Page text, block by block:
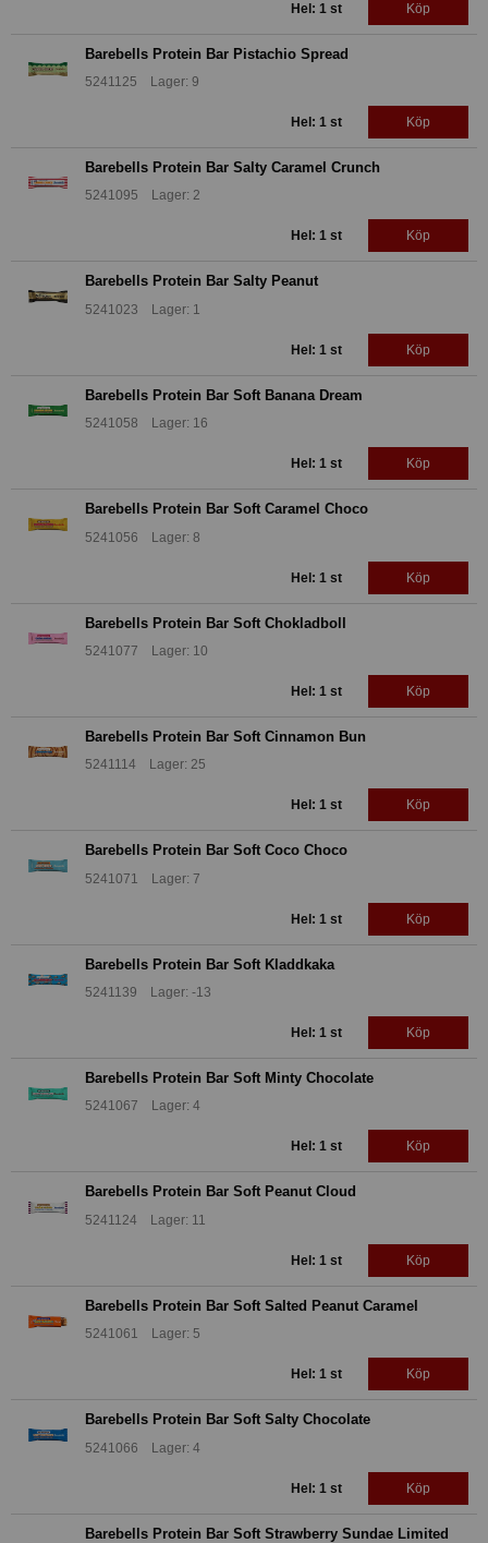
Hel: 1 st Köp
Barebells Protein Bar Pistachio Spread
5241125 Lager: 9
Hel: 1 st Köp
Barebells Protein Bar Salty Caramel Crunch
5241095 Lager: 2
Hel: 1 st Köp
Barebells Protein Bar Salty Peanut
5241023 Lager: 1
Hel: 1 st Köp
Barebells Protein Bar Soft Banana Dream
5241058 Lager: 16
Hel: 1 st Köp
Barebells Protein Bar Soft Caramel Choco
5241056 Lager: 8
Hel: 1 st Köp
Barebells Protein Bar Soft Chokladboll
5241077 Lager: 10
Hel: 1 st Köp
Barebells Protein Bar Soft Cinnamon Bun
5241114 Lager: 25
Hel: 1 st Köp
Barebells Protein Bar Soft Coco Choco
5241071 Lager: 7
Hel: 1 st Köp
Barebells Protein Bar Soft Kladdkaka
5241139 Lager: -13
Hel: 1 st Köp
Barebells Protein Bar Soft Minty Chocolate
5241067 Lager: 4
Hel: 1 st Köp
Barebells Protein Bar Soft Peanut Cloud
5241124 Lager: 11
Hel: 1 st Köp
Barebells Protein Bar Soft Salted Peanut Caramel
5241061 Lager: 5
Hel: 1 st Köp
Barebells Protein Bar Soft Salty Chocolate
5241066 Lager: 4
Hel: 1 st Köp
Barebells Protein Bar Soft Strawberry Sundae Limited